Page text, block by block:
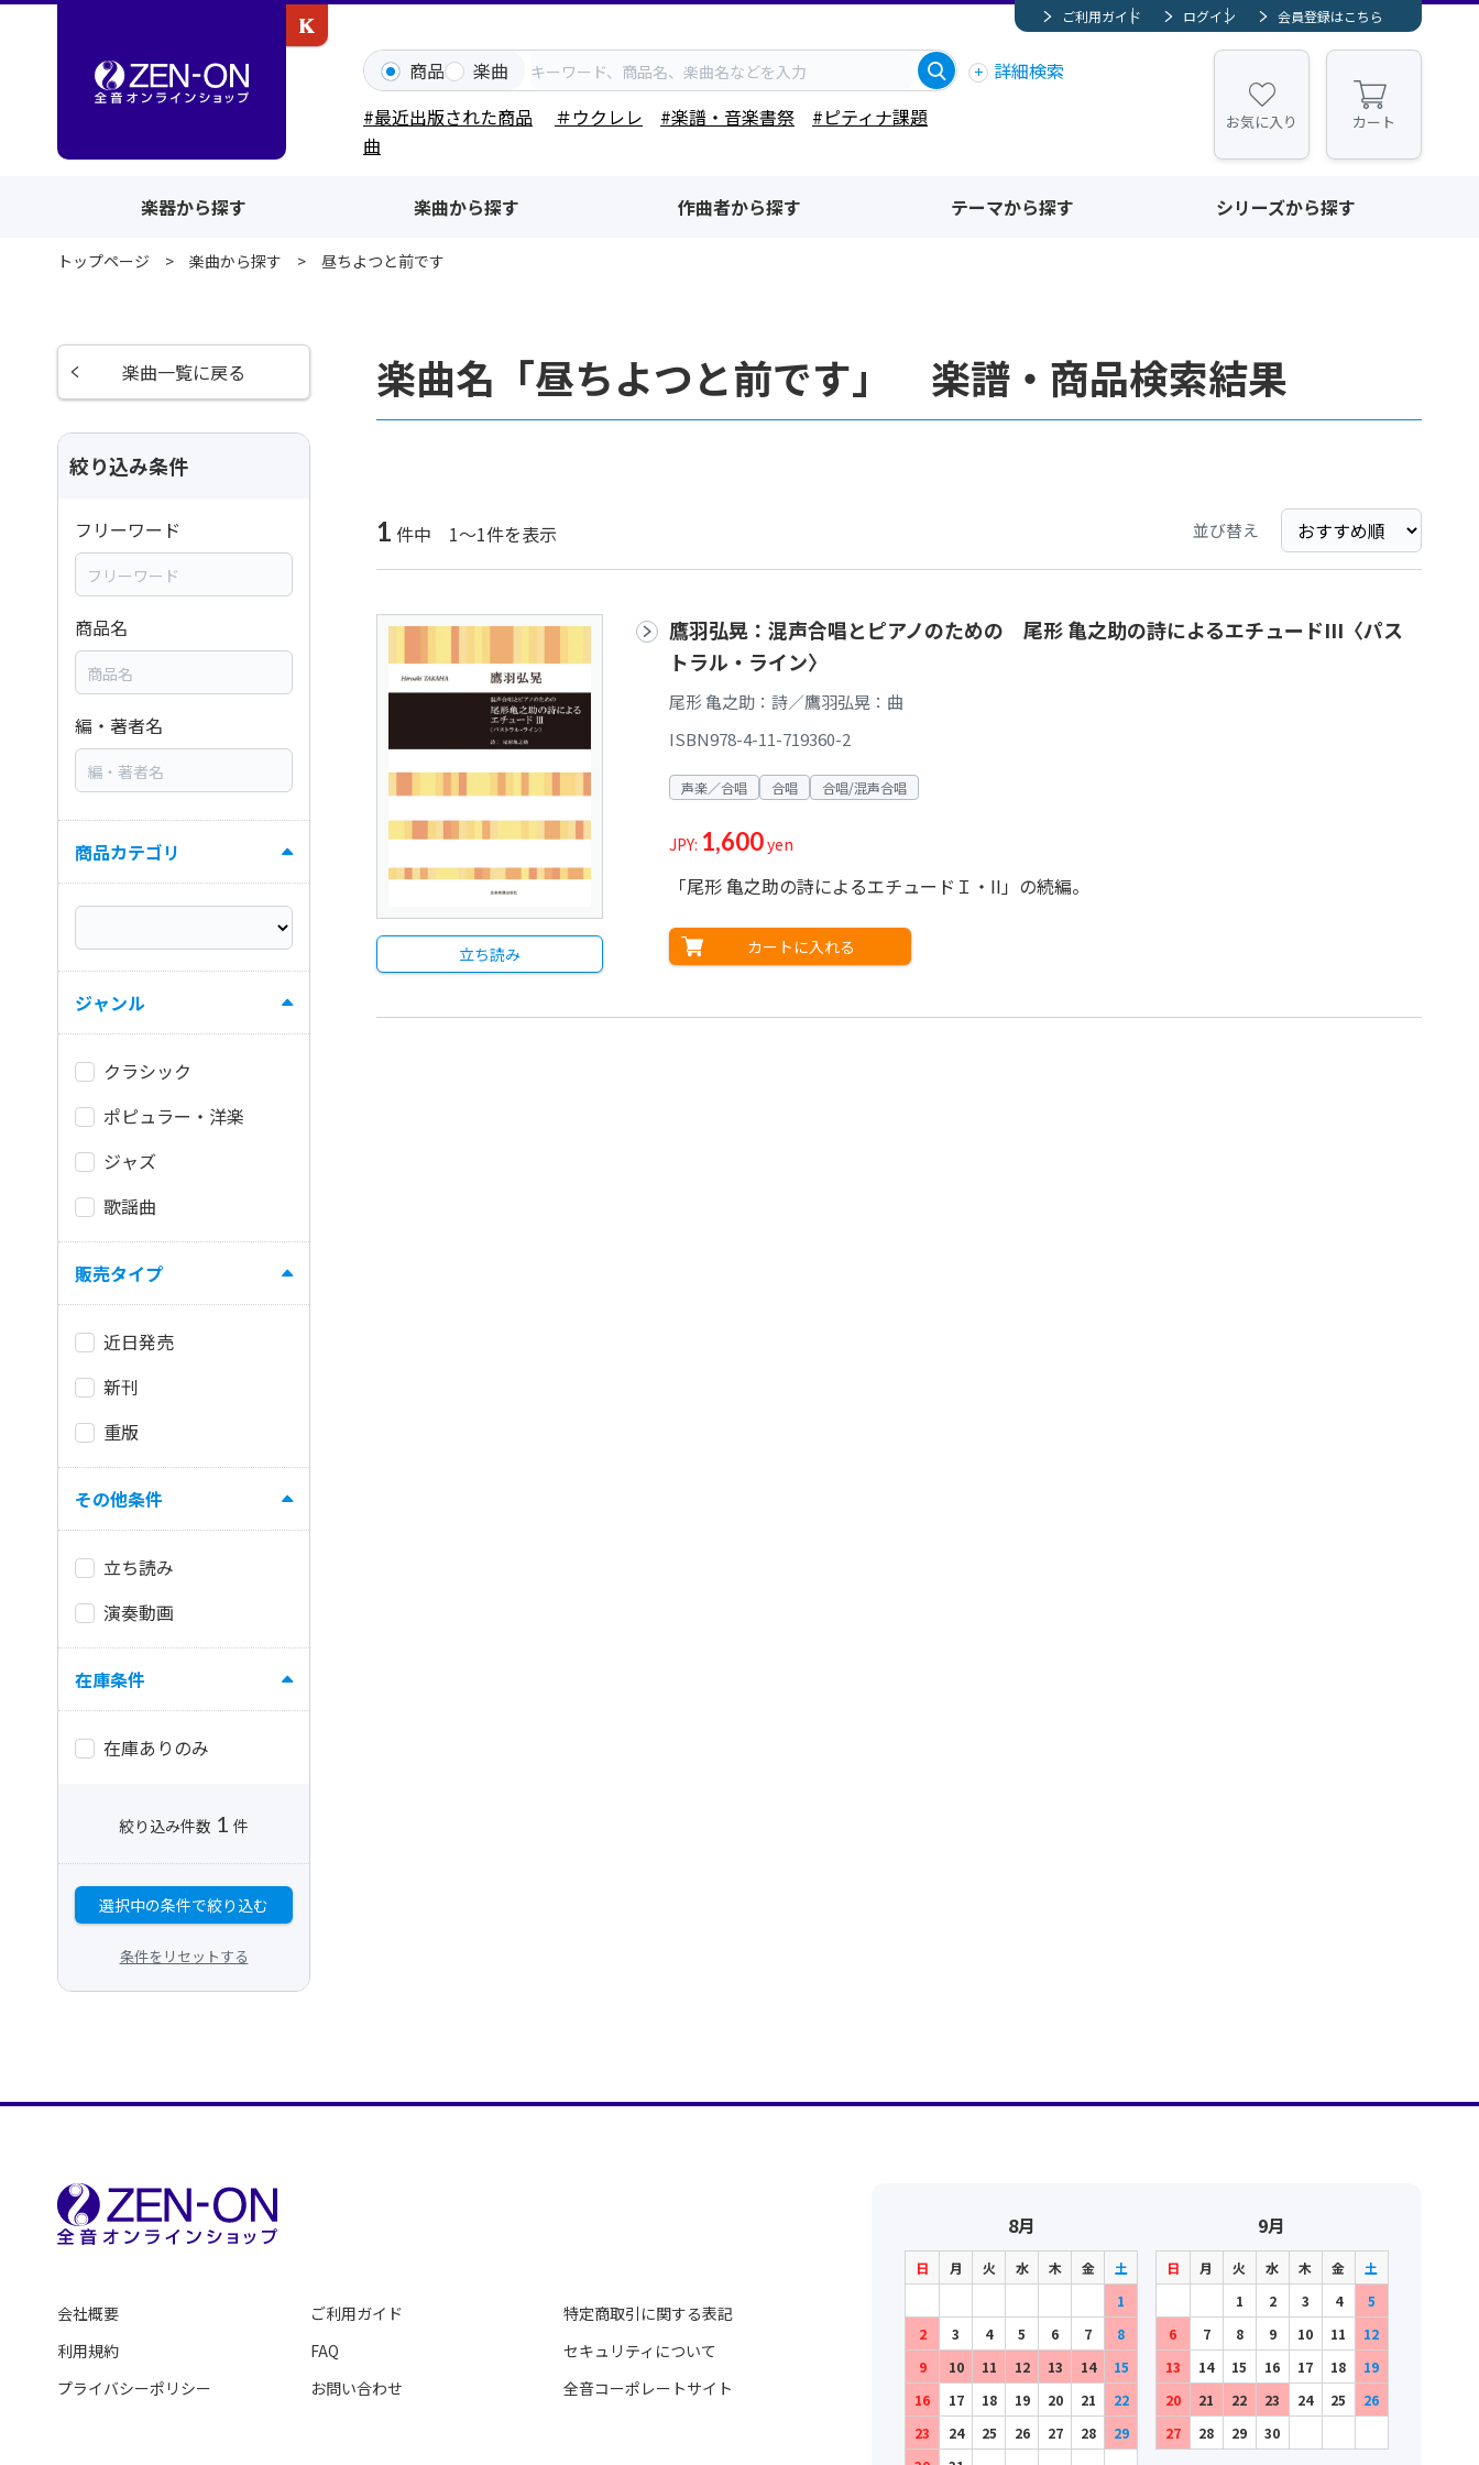
ご利用ガイド ログイン 会員登録はこちら
商品 楽曲
詳細検索
#最近出版された商品
＃ウクレレ #楽譜・音楽書祭
#ピティナ課題
曲
お気に入り カート
楽器から探す 楽曲から探す 作曲者から探す テーマから探す シリーズから探す
トップページ 楽曲から探す 昼ちよつと前です
楽曲名「昼ちよつと前です」 楽譜・商品検索結果
1 件中 1～1件を表示 並び替え
立ち読み
鷹羽弘晃：混声合唱とピアノのための 尾形 亀之助の詩によるエチュードIII〈パス
トラル・ライン〉
尾形 亀之助：詩／鷹羽弘晃：曲
ISBN978-4-11-719360-2
声楽／合唱 合唱 合唱/混声合唱
JPY: 1,600yen
「尾形 亀之助の詩によるエチュードＩ・II」の続編。
カートに入れる
楽曲一覧に戻る
絞り込み条件
フリーワード
商品名
編・著者名
商品カテゴリ
ジャンル
クラシック
ポピュラー・洋楽
ジャズ
歌謡曲
販売タイプ
近日発売
新刊
重版
その他条件
立ち読み
演奏動画
在庫条件
在庫ありのみ
絞り込み件数 1 件
選択中の条件で絞り込む
条件をリセットする
会社概要
利用規約
プライバシーポリシー
ご利用ガイド
FAQ
お問い合わせ
特定商取引に関する表記
セキュリティについて
全音コーポレートサイト
8月
日 月 火 水 木 金
土
1
2
3 4 5 6 7
8
9
10 11 12 13 14
15
16
17 18 19 20 21
22
23
24 25 26 27 28
29
9月
日 月 火 水 木 金
土
1
2 3 4
5
6
7 8 9 10 11
12
13
14 15 16 17 18
19
20
21 22 23 24 25
26
27
28 29 30